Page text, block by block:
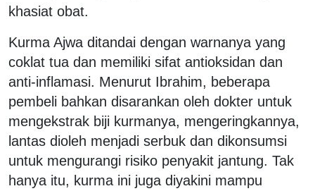
khasiat obat.
Kurma Ajwa ditandai dengan warnanya yang
coklat tua dan memiliki sifat antioksidan dan
anti-inflamasi. Menurut Ibrahim, beberapa
pembeli bahkan disarankan oleh dokter untuk
mengekstrak biji kurmanya, mengeringkannya,
lantas dioleh menjadi serbuk dan dikonsumsi
untuk mengurangi risiko penyakit jantung. Tak
hanya itu, kurma ini juga diyakini mampu